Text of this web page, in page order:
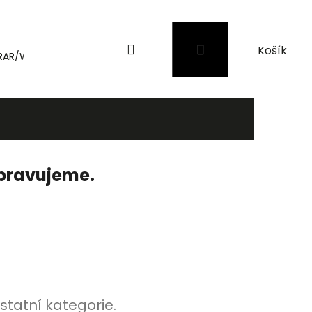
WinRAR Záložní zdroje (UPS) a přepěťové
PřihlášeníNákupní
košík
kategorie.